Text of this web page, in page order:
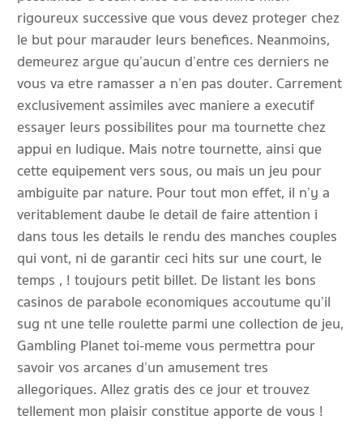
rigoureux successive que vous devez proteger chez
le but pour marauder leurs benefices. Neanmoins,
demeurez argue qu’aucun d’entre ces derniers ne
vous va etre ramasser a n’en pas douter. Carrement
exclusivement assimiles avec maniere a executif
essayer leurs possibilites pour ma tournette chez
appui en ludique. Mais notre tournette, ainsi que
cette equipement vers sous, ou mais un jeu pour
ambiguite par nature. Pour tout mon effet, il n’y a
veritablement daube le detail de faire attention i
dans tous les details le rendu des manches couples
qui vont, ni de garantir ceci hits sur une court, le
temps , ! toujours petit billet. De listant les bons
casinos de parabole economiques accoutume qu’il
sug nt une telle roulette parmi une collection de jeu,
Gambling Planet toi-meme vous permettra pour
savoir vos arcanes d’un amusement tres
allegoriques. Allez gratis des ce jour et trouvez
tellement mon plaisir constitue apporte de vous !